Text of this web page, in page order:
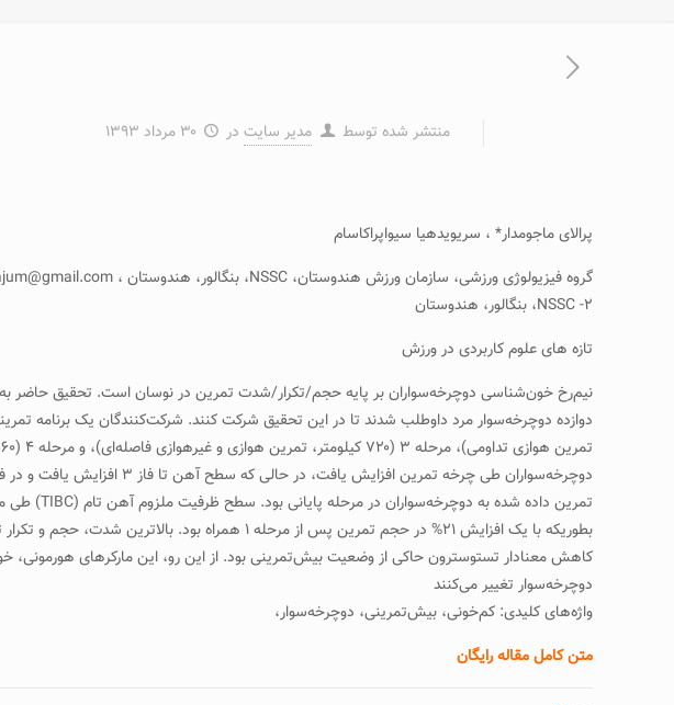
منتشر شده توسط مدیر سایت در ۳۰ مرداد ۱۳۹۳
پرالای ماجومدار* ، سريويدهيا سيواپراکاسام
گروه فيزيولوژی ورزشی، سازمان ورزش هندوستان، NSSC، بنگالور، هندوستان ، drmajum@gmail.com
۲- NSSC، بنگالور، هندوستان
تازه های علوم کاربردی در ورزش
نيم‌رخ خون‌شناسی دوچرخه‌سواران بر پايه حجم/تکرار/شدت تمرين در نوسان است. تحقيق حاضر به
کاهش معنادار تستوسترون حاکی از وضعيت بيش‌تمرينی بود. از اين رو، اين مارکرهای هورمونی،
دوچرخه‌سوار تغيير می‌کنند
واژه‌های کلیدی: کم‌خونی، بيش‌تمرينی، دوچرخه‌سوار،
متن کامل مقاله رایگان